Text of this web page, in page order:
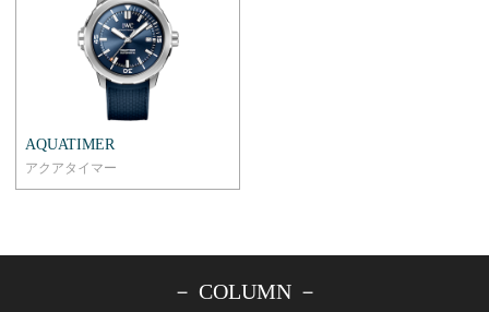
AQUATIMER
アクアタイマー
－ COLUMN －